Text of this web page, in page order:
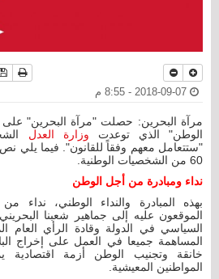
مرآة البحرين: حصلت "مرآة البحرين"
الوطن" الذي توعدت وزارة العدل
"ستتعامل معهم وفقاً للقانون". فيما يلي نص
60 من الشخصيات الوطنية.
نداء ومبادرة من أجل الوطن
بهذه المبادرة والنداء الوطني،
الموقعون عليه إلى جماهير شعبنا
السياسي في الدولة وقادة الرأي العام
المساهمة جميعا في العمل على إخراج
خانقة وتجنيب الوطن أزمة
المواطنين المعيشية.